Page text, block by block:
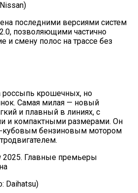
последними версиями систем
позволяющими частично
и смену полос на трассе без
россыпь крошечных, но
Самая милая — новый
и плавный в линиях, с
и компактными размерами. Он
кубовым бензиновым мотором
Daihatsu)